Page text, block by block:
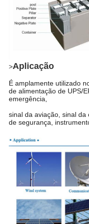
>Aplicação
É amplamente utilizado
de alimentação de UPS/
emergência,
sinal da aviação, sinal
de segurança,